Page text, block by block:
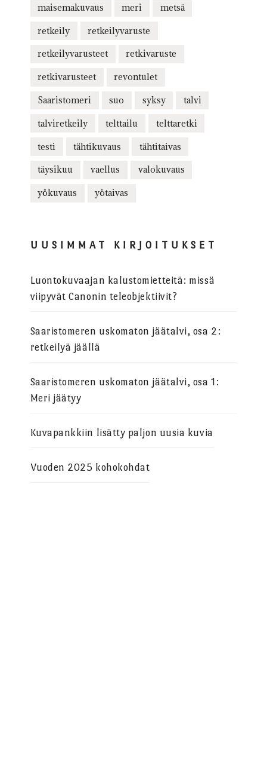
maisemakuvaus meri metsä
retkeily retkeilyvaruste
retkeilyvarusteet retkivaruste
retkivarusteet revontulet
Saaristomeri suo syksy talvi
talviretkeily telttailu telttaretki
testi tähtikuvaus tähtitaivas
täysikuu vaellus valokuvaus
yökuvaus yötaivas
UUSIMMAT KIRJOITUKSET
Luontokuvaajan kalustomietteitä: missä
viipyvät Canonin teleobjektiivit?
Saaristomeren uskomaton jäätalvi, osa 2:
retkeilyä jäällä
Saaristomeren uskomaton jäätalvi, osa 1:
Meri jäätyy
Kuvapankkiin lisätty paljon uusia kuvia
Vuoden 2025 kohokohdat